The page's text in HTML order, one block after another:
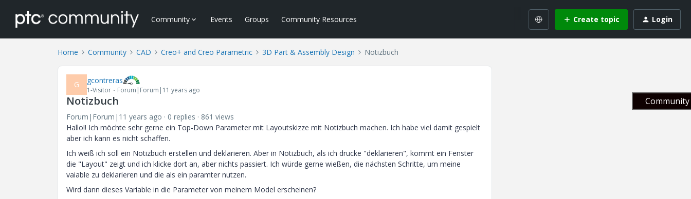
Community Events Groups Community Resources Create topic Login
Home Community CAD Creo+ and Creo Parametric 3D Part & Assembly Design Notizbuch
G gcontreras
1-Visitor Forum|Forum|11 years ago
Notizbuch
Forum|Forum|11 years ago 0 replies
861 views
Hallo!! Ich möchte sehr gerne ein Top-Down Parameter mit Layoutskizze mit Notizbuch machen. Ich habe viel damit gespielt
aber ich kann es nicht schaffen.
Ich weiß ich soll ein Notizbuch erstellen und deklarieren. Aber in Notizbuch, als ich drucke "deklarieren", kommt ein Fenster
die "Layout" zeigt und ich klicke dort an, aber nichts passiert. Ich würde gerne wießen, die nächsten Schritte, um meine
vaiable zu deklarieren und die als ein paramter nutzen.
Wird dann dieses Variable in die Parameter von meinem Model erscheinen?